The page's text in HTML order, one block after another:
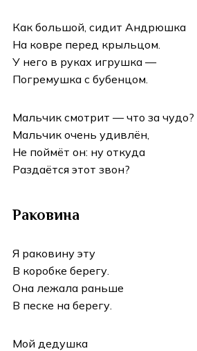
Как большой, сидит Андрюшка
На ковре перед крыльцом.
У него в руках игрушка —
Погремушка с бубенцом.
Мальчик смотрит — что за чудо?
Мальчик очень удивлён,
Не поймёт он: ну откуда
Раздаётся этот звон?
Раковина
Я раковину эту
В коробке берегу.
Она лежала раньше
В песке на берегу.
Мой дедушка